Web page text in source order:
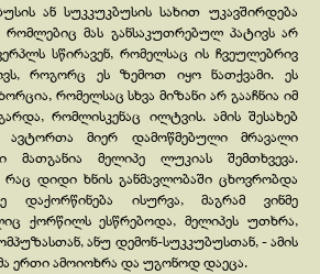
ან სუკკუკბუსის სახით უკავშირდება
რომლებიც მას განსაკუთრებულ პატივს არ
სწირავენ, რომელსაც ის ჩვეულებრივ
როგორც ეს ზემოთ იყო ნათქვამი. ეს
რომელსაც სხვა მიზანი არ გააჩნია იმ
რომლისკენაც ილტვის. ამის შესახებ
ავტორთა მიერ დამოწმებული მრავალი
მათგანია მელიპე ლუკიას შემთხვევა.
რაც დიდი ხნის განმავლობაში ცხოვრობდა
ისურვა, მაგრამ ვინმე
ქორწილს ესწრებოდა, მელიპეს უთხრა,
ანუ დემონ-სუკკუბუსთან, -ამის
ერთი ამოიოხრა და უგონოდ დაეცა.